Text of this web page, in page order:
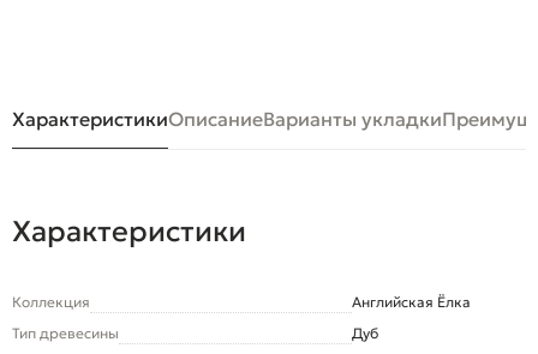
ХарактеристикиОписаниеВарианты укладки
Характеристики
Коллекция
Английская Ёлка
Тип древесины
Дуб